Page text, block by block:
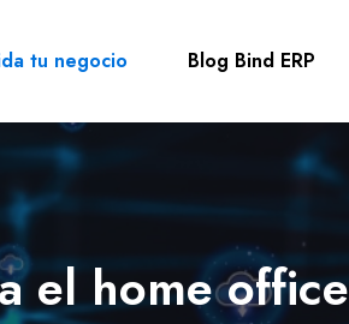
tu negocio Blog Bind ERP
el home office